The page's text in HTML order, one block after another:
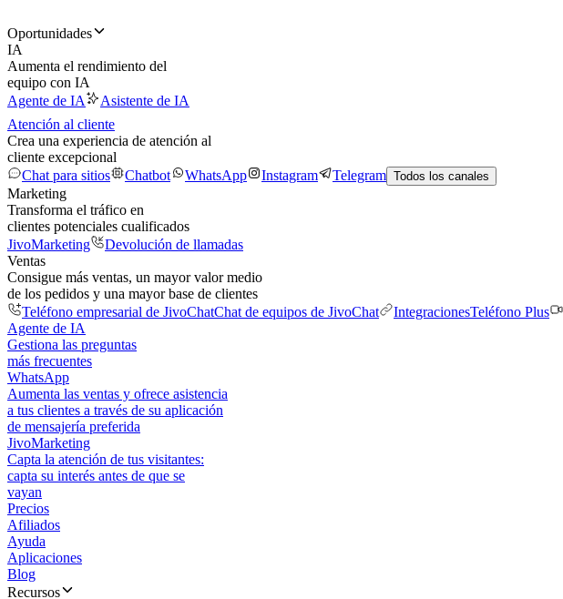
Oportunidades
IA
Aumenta el rendimiento del
equipo con IA
Agente de IA
Asistente de IA
Atención al cliente
Crea una experiencia de atención al
cliente excepcional
Chat para sitios
Chatbot WhatsApp Instagram Telegram Todos los canales
Marketing
Transforma el tráfico en
clientes potenciales cualificados
JivoMarketing
Devolución de llamadas
Ventas
Consigue más ventas, un mayor valor medio
de los pedidos y una mayor base de clientes
Teléfono empresarial de JivoChatChat de equipos de JivoChat IntegracionesTeléfono Plus
Agente de IA
Gestiona las preguntas
más frecuentes
WhatsApp
Aumenta las ventas y ofrece asistencia
a tus clientes a través de su aplicación
de mensajería preferida
JivoMarketing
Capta la atención de tus visitantes:
capta su interés antes de que se
vayan
Precios
Afiliados
Ayuda
Aplicaciones
Blog
Recursos